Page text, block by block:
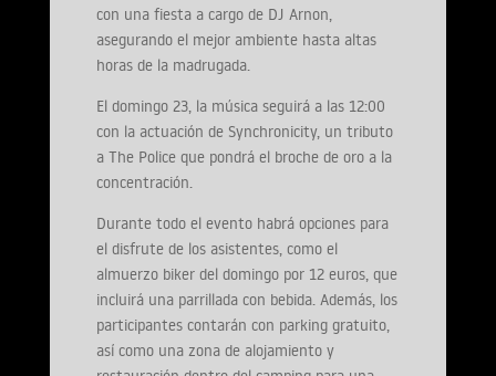
con una fiesta a cargo de DJ Arnon,
asegurando el mejor ambiente hasta altas
horas de la madrugada.
El domingo 23, la música seguirá a las 12:00
con la actuación de Synchronicity, un tributo
a The Police que pondrá el broche de oro a la
concentración.
Durante todo el evento habrá opciones para
el disfrute de los asistentes, como el
almuerzo biker del domingo por 12 euros, que
incluirá una parrillada con bebida. Además, los
participantes contarán con parking gratuito,
así como una zona de alojamiento y